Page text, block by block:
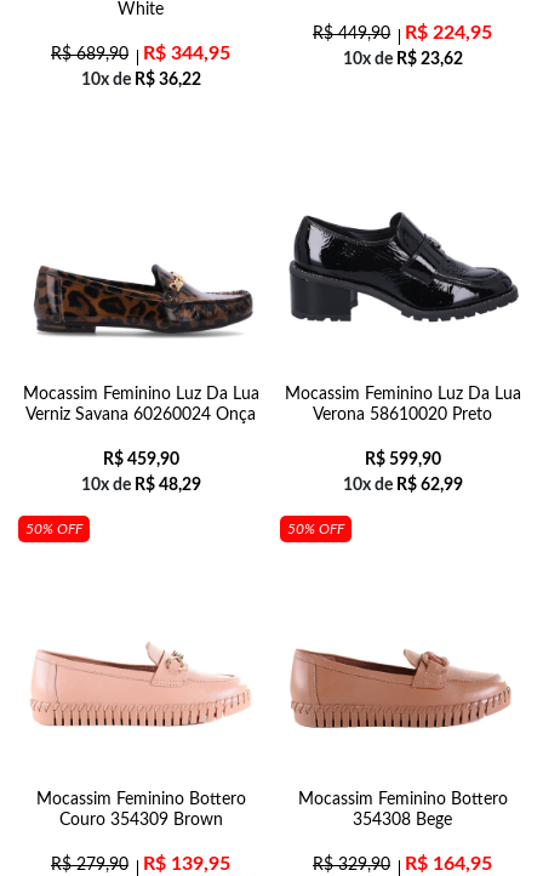
White
R$689,90 R$ 344,95
10x de R$36,22
R$449,90 R$ 224,95
10x de R$23,62
Mocassim Feminino Luz Da Lua
Verniz Savana 60260024 Onça
R$459,90
10x de R$48,29
Mocassim Feminino Luz Da Lua
Verona 58610020 Preto
R$599,90
10x de R$62,99
50% OFF
Mocassim Feminino Bottero
Couro 354309 Brown
R$279,90 R$ 139,95
50% OFF
Mocassim Feminino Bottero
354308 Bege
R$329,90 R$ 164,95